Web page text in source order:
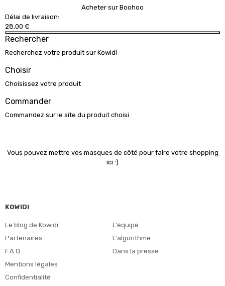
Acheter sur Boohoo
Délai de livraison:
28,00 €
Rechercher
Recherchez votre produit sur Kowidi
Choisir
Choisissez votre produit
Commander
Commandez sur le site du produit choisi
Vous pouvez mettre vos masques de côté pour faire votre shopping
ici :)
KOWIDI
Le blog de Kowidi
Partenaires
F.A.Q
Mentions légales
Confidentialité
L'équipe
L'algorithme
Dans la presse